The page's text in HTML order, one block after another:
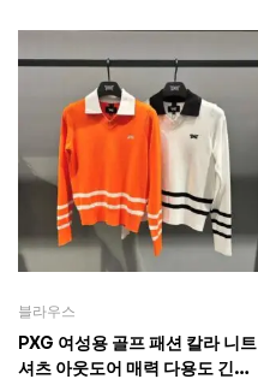
블라우스
PXG 여성용 골프 패션 칼라 니트
셔츠 아웃도어 매력 다용도 긴팔